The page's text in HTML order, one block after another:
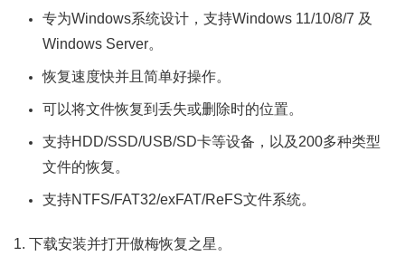
专为Windows系统设计，支持Windows 11/10/8/7 及
Windows Server。
恢复速度快并且简单好操作。
可以将文件恢复到丢失或删除时的位置。
支持HDD/SSD/USB/SD卡等设备，以及200多种类型
文件的恢复。
支持NTFS/FAT32/exFAT/ReFS文件系统。
1. 下载安装并打开傲梅恢复之星。